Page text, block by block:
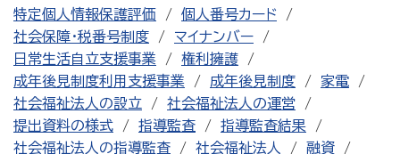
特定個人情報保護評価
個人番号カード
社会保障・税番号制度
マイナンバー
日常生活自立支援事業
権利擁護
成年後見制度利用支援事業
成年後見制度
家電
社会福祉法人の設立
社会福祉法人の運営
提出資料の様式
指導監査
指導監査結果
社会福祉法人の指導監査
社会福祉法人
融資